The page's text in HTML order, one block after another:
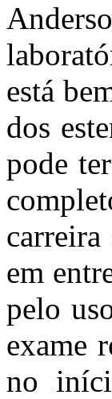
está
dos
pode
em
pelo
exame
no